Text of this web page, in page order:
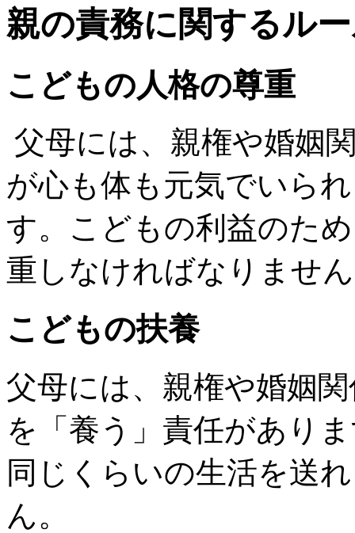
親の責務に関するル
こどもの人格の尊重
父母には、親権や婚姻
が心も体も元気でいら
す。こどもの利益のた
重しなければなりませ
こどもの扶養
父母には、親権や婚姻
を「養う」責任があり
同じくらいの生活を送
ん。